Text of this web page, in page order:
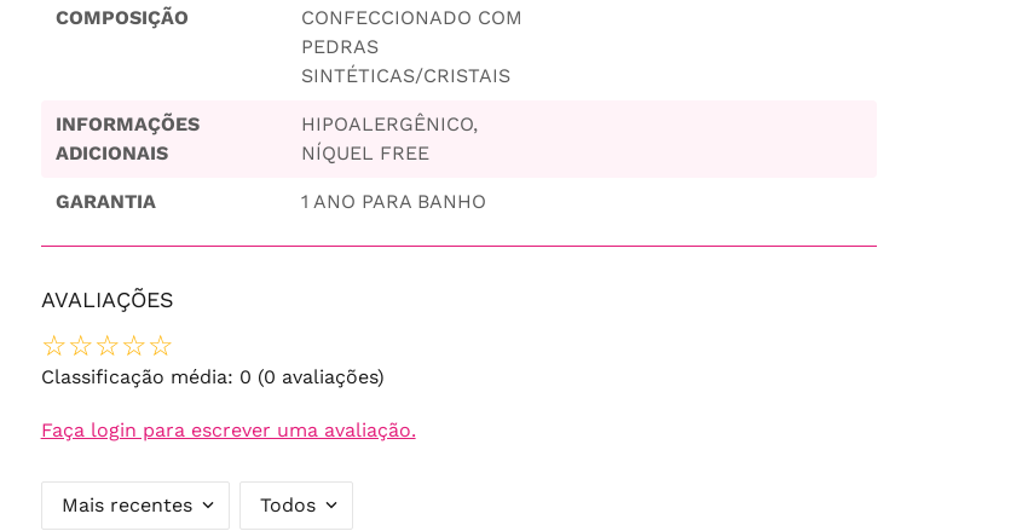
COMPOSIÇÃO
CONFECCIONADO COM
PEDRAS
SINTÉTICAS/CRISTAIS
INFORMAÇÕES
ADICIONAIS
HIPOALERGÊNICO,
NÍQUEL FREE
GARANTIA 1 ANO PARA BANHO
AVALIAÇÕES
☆☆☆☆☆
Classificação média: 0 (0 avaliações)
Faça login para escrever uma avaliação.
Mais recentes Todos